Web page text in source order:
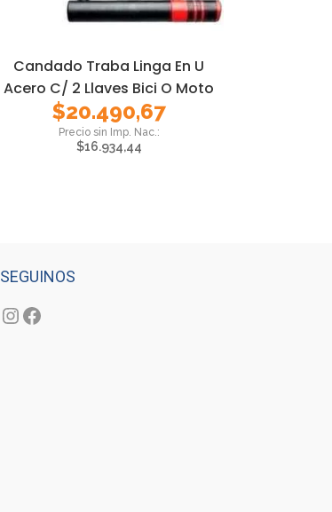
Candado Traba Linga En U
Acero C/ 2 Llaves Bici O Moto
$20.490,67
$16.934,44
SEGUINOS
Instagram
Facebook